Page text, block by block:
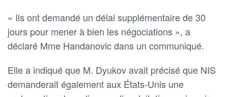
« Ils ont demandé un délai supplémentaire de 30
jours pour mener à bien les négociations », a
déclaré Mme Handanovic dans un communiqué.
Elle a indiqué que M. Dyukov avait précisé que NIS
demanderait également aux États-Unis une